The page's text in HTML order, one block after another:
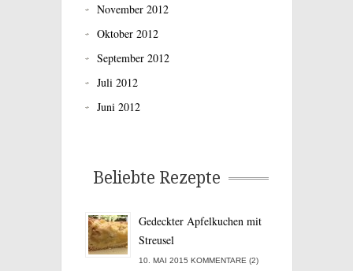
November 2012
Oktober 2012
September 2012
Juli 2012
Juni 2012
Beliebte Rezepte
Gedeckter Apfelkuchen mit
Streusel
10. MAI 2015 KOMMENTARE (2)